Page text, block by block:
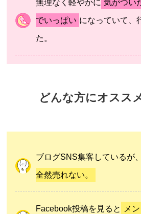
無理なく軽やかに 気がつい
でいっぱい になっていて、
た。
どんな方にオスス
ブログSNS集客しているが、
全然売れない。
Facebook投稿を見ると メ